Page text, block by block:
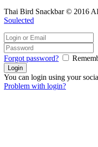
Thai Bird Snackbar © 2016
Soulected
Forgot password?
You can login using your
Problem with login?